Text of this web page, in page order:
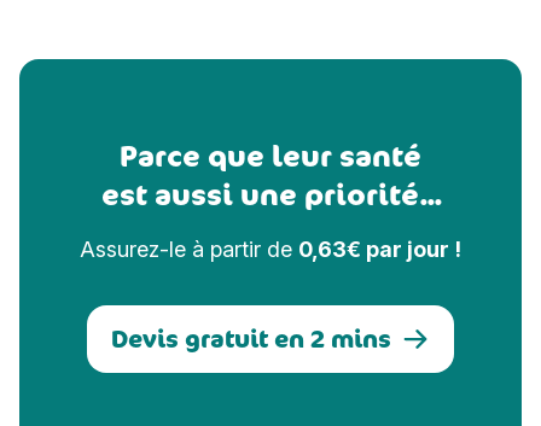
Parce que leur santé
est aussi une priorité...
Assurez-le à partir de 0,63€ par jour !
Devis gratuit en 2 mins